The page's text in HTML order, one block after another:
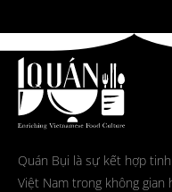
Quán Bụi là sự kết hợp
Việt Nam trong không gian